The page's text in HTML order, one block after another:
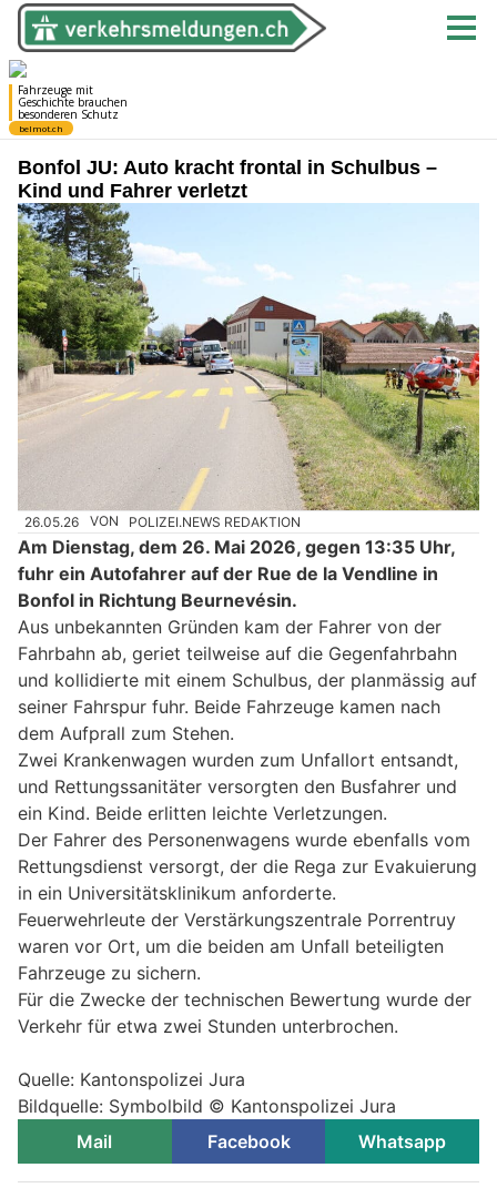
Bonfol JU: Auto kracht frontal in Schulbus –
Kind und Fahrer verletzt
26.05.26 VON POLIZEI.NEWS REDAKTION
Am Dienstag, dem 26. Mai 2026, gegen 13:35 Uhr,
fuhr ein Autofahrer auf der Rue de la Vendline in
Bonfol in Richtung Beurnevésin.
Aus unbekannten Gründen kam der Fahrer von der
Fahrbahn ab, geriet teilweise auf die Gegenfahrbahn
und kollidierte mit einem Schulbus, der planmässig auf
seiner Fahrspur fuhr. Beide Fahrzeuge kamen nach
dem Aufprall zum Stehen.
Zwei Krankenwagen wurden zum Unfallort entsandt,
und Rettungssanitäter versorgten den Busfahrer und
ein Kind. Beide erlitten leichte Verletzungen.
Der Fahrer des Personenwagens wurde ebenfalls vom
Rettungsdienst versorgt, der die Rega zur Evakuierung
in ein Universitätsklinikum anforderte.
Feuerwehrleute der Verstärkungszentrale Porrentruy
waren vor Ort, um die beiden am Unfall beteiligten
Fahrzeuge zu sichern.
Für die Zwecke der technischen Bewertung wurde der
Verkehr für etwa zwei Stunden unterbrochen.
Quelle: Kantonspolizei Jura
Bildquelle: Symbolbild © Kantonspolizei Jura
Mail
Facebook Whatsapp